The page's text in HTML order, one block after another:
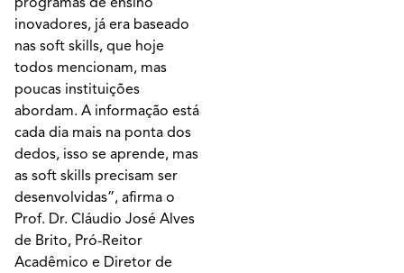
inovadores, já era baseado
nas soft skills, que hoje
todos mencionam, mas
poucas instituições
abordam. A informação está
cada dia mais na ponta dos
dedos, isso se aprende, mas
as soft skills precisam ser
desenvolvidas”, afirma o
Prof. Dr. Cláudio José Alves
de Brito, Pró-Reitor
Acadêmico e Diretor de